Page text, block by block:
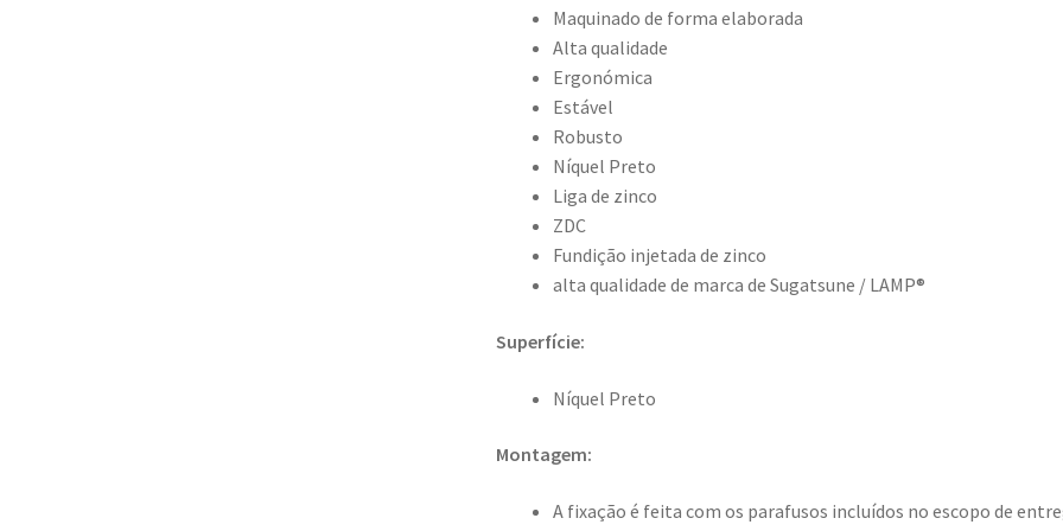
Maquinado de forma elaborada
Alta qualidade
Ergonómica
Estável
Robusto
Níquel Preto
Liga de zinco
ZDC
Fundição injetada de zinco
alta qualidade de marca de Sugatsune / LAMP®
Superfície:
Níquel Preto
Montagem:
A fixação é feita com os parafusos incluídos no escopo de